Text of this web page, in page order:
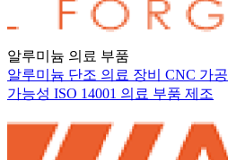
알루미늄 의료 부품
알루미늄 단조 의료 장비 CNC 가공
가능성 ISO 14001 의료 부품 제조